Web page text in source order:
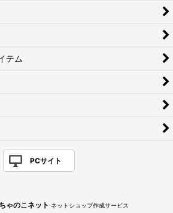
テム
PCサイト
ゃのこネット ネットショップ作成サービス